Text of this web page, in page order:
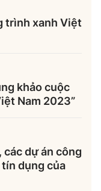
trình xanh Việt
khảo cuộc
Nam 2023”
dự án công
tín dụng của